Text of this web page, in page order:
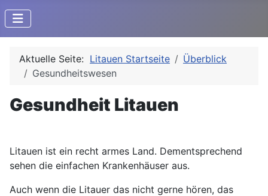
Aktuelle Seite: Litauen Startseite
Überblick
Gesundheitswesen
Gesundheit Litauen
Litauen ist ein recht armes Land. Dementsprechend
sehen die einfachen Krankenhäuser aus.
Auch wenn die Litauer das nicht gerne hören, das